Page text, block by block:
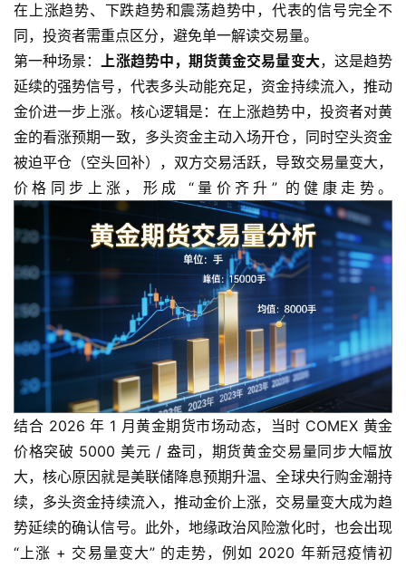
在上涨趋势、下跌趋势和震荡趋势中，代表的信号完全不
同，投资者需重点区分，避免单一解读交易量。
第一种场景：上涨趋势中，期货黄金交易量变大，这是趋势
延续的强势信号，代表多头动能充足，资金持续流入，推动
金价进一步上涨。核心逻辑是：在上涨趋势中，投资者对黄
金的看涨预期一致，多头资金主动入场开仓，同时空头资金
被迫平仓（空头回补），双方交易活跃，导致交易量变大，
价格同步上涨，形成 “量价齐升” 的健康走势。
结合 2026 年 1 月黄金期货市场动态，当时 COMEX 黄金
价格突破 5000 美元 / 盎司，期货黄金交易量同步大幅放
大，核心原因就是美联储降息预期升温、全球央行购金潮持
续，多头资金持续流入，推动金价上涨，交易量变大成为趋
势延续的确认信号。此外，地缘政治风险激化时，也会出现
“上涨 + 交易量变大” 的走势，例如 2020 年新冠疫情初